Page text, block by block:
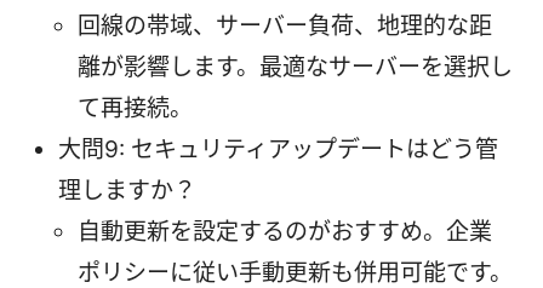
回線の帯域、サーバー負荷、地理的な距
離が影響します。最適なサーバーを選択し
て再接続。
大問9: セキュリティアップデートはどう管
理しますか？
自動更新を設定するのがおすすめ。企業
ポリシーに従い手動更新も併用可能です。